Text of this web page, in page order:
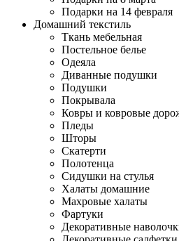
Подарки на 14 февраля
Домашний текстиль
Ткань мебельная
Постельное белье
Одеяла
Диванные подушки
Подушки
Покрывала
Ковры и ковровые
Пледы
Шторы
Скатерти
Полотенца
Сидушки на стулья
Халаты домашние
Махровые халаты
Фартуки
Декоративные